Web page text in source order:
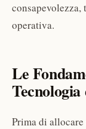
operativa.
Le
Prima di